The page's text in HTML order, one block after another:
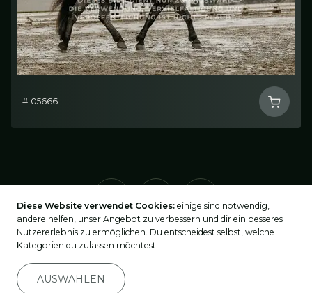
# 05666
2026
Diese Website verwendet Cookies: einige sind notwendig,
andere helfen, unser Angebot zu verbessern und dir ein besseres
Nutzererlebnis zu ermöglichen. Du entscheidest selbst, welche
Kategorien du zulassen möchtest.
AUSWÄHLEN